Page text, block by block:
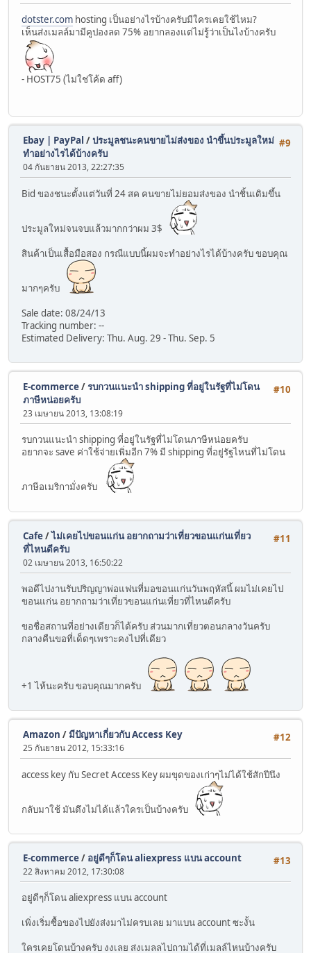
dotster.com hosting เป็นอย่างไรบ้างครับมีใครเคยใช้ไหม?
เห็นส่งเมลล์มามีคูปองลด 75% อยากลองแต่ไม่รู้ว่าเป็นไงบ้างครับ
- HOST75 (ไม่ใช่โค้ด aff)
#9
Ebay | PayPal /ประมูลชนะคนขายไม่ส่งของ นำขึ้นประมูลใหม่
ทำอย่างไรได้บ้างครับ
04 กันยายน 2013, 22:27:35
Bid ของชนะตั้งแต่วันที่ 24 สค คนขายไม่ยอมส่งของ นำชิ้นเดิมขึ้น
ประมูลใหม่จนจบแล้วมากกว่าผม 3$
สินค้าเป็นเสื้อมือสอง กรณีแบบนี้ผมจะทำอย่างไรได้บ้างครับ ขอบคุณ
มากๆครับ
Sale date: 08/24/13
Tracking number: --
Estimated Delivery: Thu. Aug. 29 - Thu. Sep. 5
#10
E-commerce/รบกวนแนะนำ shipping ที่อยู่ในรัฐที่ไม่โดน
ภาษีหน่อยครับ
23 เมษายน 2013, 13:08:19
รบกวนแนะนำ shipping ที่อยู่ในรัฐที่ไม่โดนภาษีหน่อยครับ
อยากจะ save ค่าใช้จ่ายเพิ่มอีก 7% มี shipping ที่อยู่รัฐไหนที่ไม่โดน
ภาษีอเมริกามั่งครับ
#11
Cafe/ไม่เคยไปขอนแก่น อยากถามว่าเที่ยวขอนแก่นเที่ยว
ที่ไหนดีครับ
02 เมษายน 2013, 16:50:22
พอดีไปงานรับปริญญาพ่อแฟนที่มอขอนแก่นวันพฤหัสนี้ ผมไม่เคยไป
ขอนแก่น อยากถามว่าเที่ยวขอนแก่นเที่ยวที่ไหนดีครับ
ขอชื่อสถานที่อย่างเดียวก็ได้ครับ ส่วนมากเที่ยวตอนกลางวันครับ
กลางคืนขอที่เด็ดๆเพราะคงไปที่เดียว
+1 ไห้นะครับ ขอบคุณมากครับ
#12
Amazon / มีปัญหาเกี่ยวกับ Access Key
25 กันยายน 2012, 15:33:16
access key กับ Secret Access Key ผมขุดของเก่าๆไม่ได้ใช้สักปีนึง
กลับมาใช้ มันดึงไม่ได้แล้วใครเป็นบ้างครับ
#13
E-commerce/ อยู่ดีๆก็โดน aliexpress แบน account
22 สิงหาคม 2012, 17:30:08
อยู่ดีๆก็โดน aliexpress แบน account
เพิ่งเริ่มซื้อของไปยังส่งมาไม่ครบเลย มาแบน account ซะงั้น
ใครเคยโดนบ้างครับ งงเลย ส่งเมลลไปถามได้ที่เมลล์ไหนบ้างครับ